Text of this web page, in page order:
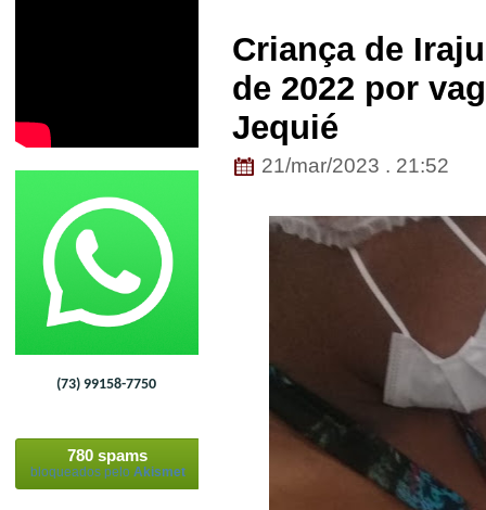
(73) 99158-7750
780 spams
bloqueados pelo Akismet
Criança de
de 2022 por
Jequié
21/mar/2023 . 21:52